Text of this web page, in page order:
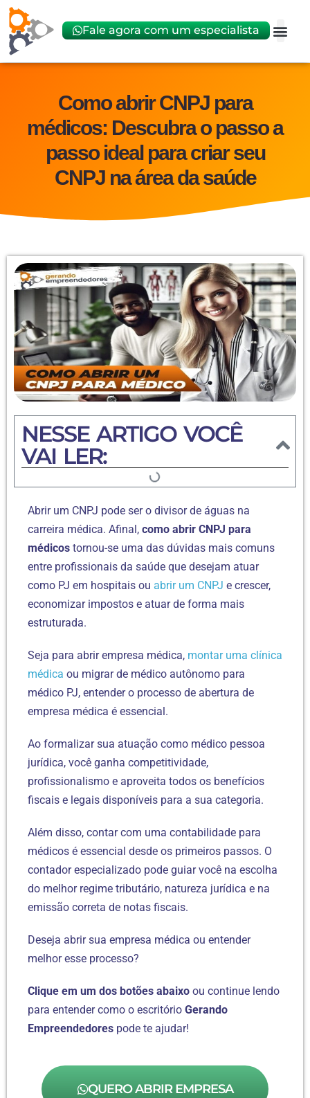
Fale agora com um especialista
Como abrir CNPJ para
médicos: Descubra o passo a
passo ideal para criar seu
CNPJ na área da saúde
NESSE ARTIGO VOCÊ
VAI LER:
Abrir um CNPJ pode ser o divisor de águas na
carreira médica. Afinal, como abrir CNPJ para
médicos tornou-se uma das dúvidas mais comuns
entre profissionais da saúde que desejam atuar
como PJ em hospitais ou abrir um CNPJ e crescer,
economizar impostos e atuar de forma mais
estruturada.
Seja para abrir empresa médica, montar uma clínica
médica ou migrar de médico autônomo para
médico PJ, entender o processo de abertura de
empresa médica é essencial.
Ao formalizar sua atuação como médico pessoa
jurídica, você ganha competitividade,
profissionalismo e aproveita todos os benefícios
fiscais e legais disponíveis para a sua categoria.
Além disso, contar com uma contabilidade para
médicos é essencial desde os primeiros passos. O
contador especializado pode guiar você na escolha
do melhor regime tributário, natureza jurídica e na
emissão correta de notas fiscais.
Deseja abrir sua empresa médica ou entender
melhor esse processo?
Clique em um dos botões abaixo ou continue lendo
para entender como o escritório Gerando
Empreendedores pode te ajudar!
QUERO ABRIR EMPRESA